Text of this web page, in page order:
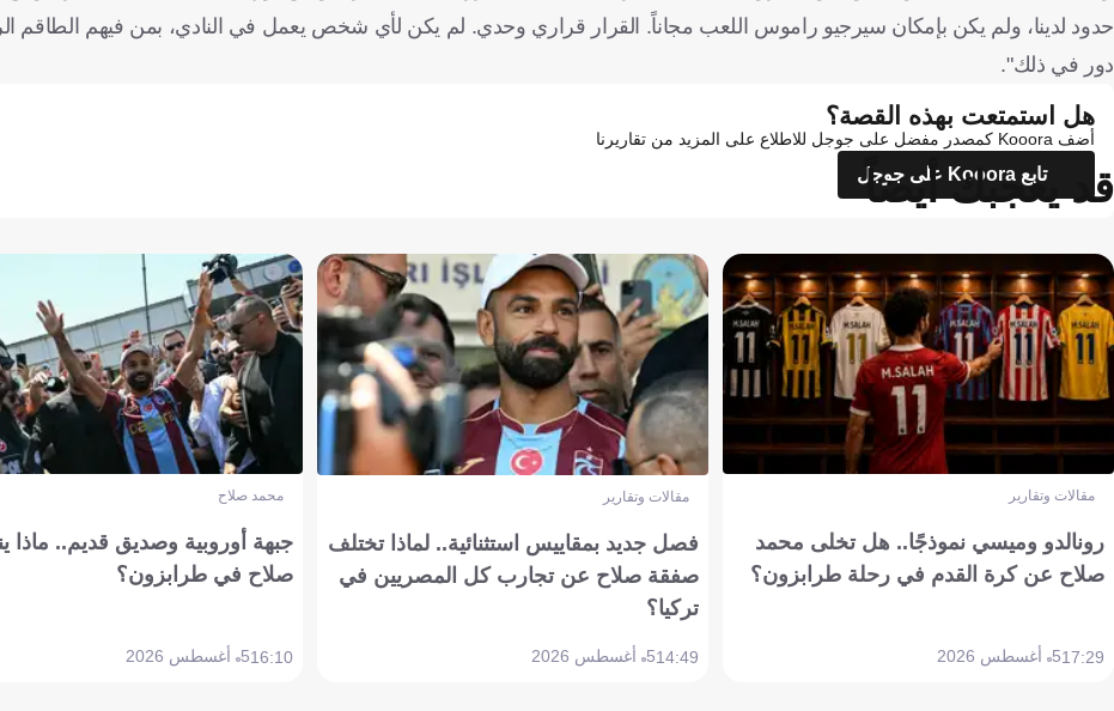
حدود لدينا، ولم يكن بإمكان سيرجيو راموس اللعب مجاناً. القرار قراري وحدي. لم يكن لأي شخص يعمل في النادي، بمن فيهم الطاقم
دور في ذلك".
هل استمتعت بهذه القصة؟
أضف Kooora كمصدر مفضل على جوجل للاطلاع على المزيد من تقاريرنا
تابع Kooora على جوجل
قد يعجبك أيضاً
مقالات وتقارير
رونالدو وميسي نموذجًا.. هل تخلى محمد
صلاح عن كرة القدم في رحلة طرابزون؟
17:295 أغسطس 2026
مقالات وتقارير
فصل جديد بمقاييس استثنائية.. لماذا تختلف
صفقة صلاح عن تجارب كل المصريين في
تركيا؟
14:495 أغسطس 2026
محمد صلاح
جبهة أوروبية وصديق قديم.. ماذا
صلاح في طرابزون؟
16:105 أغسطس 2026